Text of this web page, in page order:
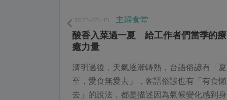
2025-05-15 主婦食堂
酸香入菜過一夏 給工作者們當季的療
癒力量
清明過後，天氣逐漸轉熱，台語俗諺有「夏
至，愛食無愛去」，客語俗諺也有「有食懶
去」的說法，都是描述因為氣候變化感到身